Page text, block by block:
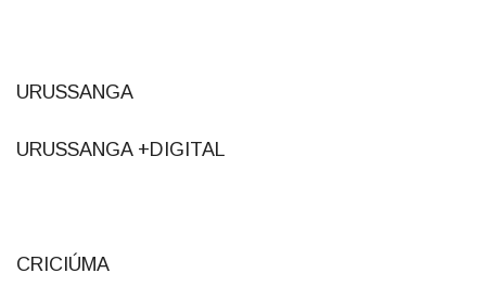
URUSSANGA
URUSSANGA +DIGITAL
CRICIÚMA